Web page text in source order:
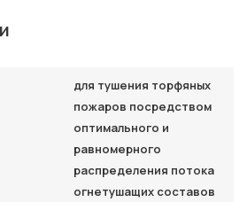
для тушения торфяных
пожаров посредством
оптимального и
равномерного
распределения потока
огнетушащих составов